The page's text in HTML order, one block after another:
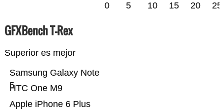
0 5 10 15 20 25
GFXBench T-Rex
Superior es mejor
Apple iPhone 6 Plus
HTC One M9
Samsung Galaxy Note
5